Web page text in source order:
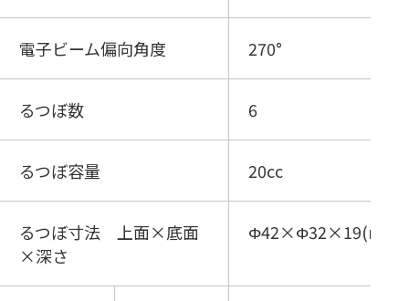
電子ビーム偏向角度 270°
るつぼ数 6
るつぼ容量 20cc
るつぼ寸法 上面×底面
×深さ
Φ42×Φ32×19(mm)